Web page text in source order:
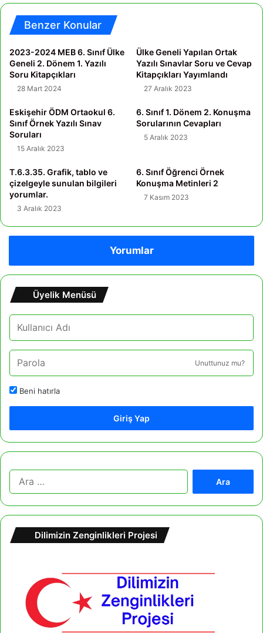
Benzer Konular
2023-2024 MEB 6. Sınıf Ülke
Geneli 2. Dönem 1. Yazılı
Soru Kitapçıkları
28 Mart 2024
Ülke Geneli Yapılan Ortak
Yazılı Sınavlar Soru ve Cevap
Kitapçıkları Yayımlandı
27 Aralık 2023
Eskişehir ÖDM Ortaokul 6.
Sınıf Örnek Yazılı Sınav
Soruları
15 Aralık 2023
6. Sınıf 1. Dönem 2. Konuşma
Sorularının Cevapları
5 Aralık 2023
T.6.3.35. Grafik, tablo ve
çizelgeyle sunulan bilgileri
yorumlar.
3 Aralık 2023
6. Sınıf Öğrenci Örnek
Konuşma Metinleri 2
7 Kasım 2023
Yorumlar
Üyelik Menüsü
Unuttunuz mu?
Beni hatırla
Giriş Yap
Dilimizin Zenginlikleri Projesi